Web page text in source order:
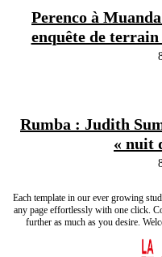
Perenco à
enquête de
Rumba : Judith
« nuit
Each template in our ever growing
any page effortlessly with one click.
further as much as you desire.